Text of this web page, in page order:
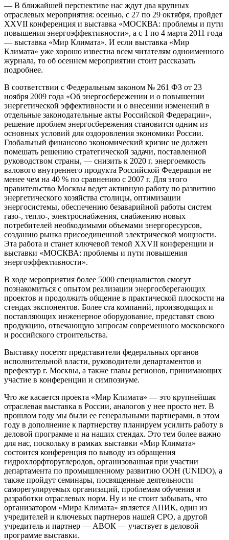
— В ближайшей перспективе нас ждут два крупных
отраслевых мероприятия: осенью, с 27 по 29 октября, пройдет
XXVII конференция и выставка «МОСКВА: проблемы и пути
повышения энергоэффективности», а с 1 по 4 марта 2011 года
— выставка «Мир Климата». И если выставка «Мир
Климата» уже хорошо известна всем читателям одноименного
журнала, то об осеннем мероприятии стоит рассказать
подробнее.
В соответствии с Федеральным законом № 261 ФЗ от 23
ноября 2009 года «Об энергосбережении и о повышении
энергетической эффективности и о внесении изменений в
отдельные законодательные акты Российской Федерации»,
решение проблем энергосбережения становится одним из
основных условий для оздоровления экономики России.
Глобальный финансово экономический кризис не должен
помешать решению стратегической задачи, поставленной
руководством страны, — снизить к 2020 г. энергоемкость
валового внутреннего продукта Российской Федерации не
менее чем на 40 % по сравнению с 2007 г. Для этого
правительство Москвы ведет активную работу по развитию
энергетического хозяйства столицы, оптимизации
энергосистемы, обеспечению безаварийной работы систем
газо-, тепло-, электроснабжения, снабжению новых
потребителей необходимыми объемами энергоресурсов,
созданию рынка присоединенной электрической мощности.
Эта работа и станет ключевой темой XXVII конференции и
выставки «МОСКВА: проблемы и пути повышения
энергоэффективности».
В ходе мероприятия более 5000 специалистов смогут
познакомиться с опытом реализации энергосберегающих
проектов и продолжить общение в практической плоскости на
стендах экспонентов. Более ста компаний, производящих и
поставляющих инженерное оборудование, представят свою
продукцию, отвечающую запросам современного московского
и российского строительства.
Выставку посетят представители федеральных органов
исполнительной власти, руководители департаментов и
префектур г. Москвы, а также главы регионов, принимающих
участие в конференции и симпозиуме.
Что же касается проекта «Мир Климата» — это крупнейшая
отраслевая выставка в России, аналогов у нее просто нет. В
прошлом году мы были ее генеральными партнерами, в этом
году в дополнение к партнерству планируем усилить работу в
деловой программе и на наших стендах. Это тем более важно
для нас, поскольку в рамках выставки «Мир Климата»
состоится конференция по выводу из обращения
гидрохлорфторуглеродов, организованная при участии
департамента по промышленному развитию ООН (UNIDO), а
также пройдут семинары, посвященные деятельности
саморегулируемых организаций, проблемам обучения и
разработки отраслевых норм. Ну и не стоит забывать, что
организатором «Мира Климата» является АПИК, один из
учредителей и ключевых партнеров нашей СРО, а другой
учредитель и партнер — АВОК — участвует в деловой
программе выставки.